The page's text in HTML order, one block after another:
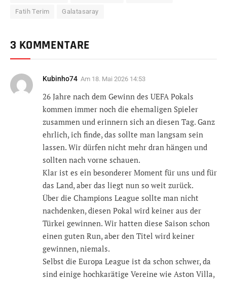
Fatih Terim Galatasaray
3 KOMMENTARE
Kubinho74 Am 18. Mai 2026 14:53
26 Jahre nach dem Gewinn des UEFA Pokals
kommen immer noch die ehemaligen Spieler
zusammen und erinnern sich an diesen Tag. Ganz
ehrlich, ich finde, das sollte man langsam sein
lassen. Wir dürfen nicht mehr dran hängen und
sollten nach vorne schauen.
Klar ist es ein besonderer Moment für uns und für
das Land, aber das liegt nun so weit zurück.
Über die Champions League sollte man nicht
nachdenken, diesen Pokal wird keiner aus der
Türkei gewinnen. Wir hatten diese Saison schon
einen guten Run, aber den Titel wird keiner
gewinnen, niemals.
Selbst die Europa League ist da schon schwer, da
sind einige hochkarätige Vereine wie Aston Villa,